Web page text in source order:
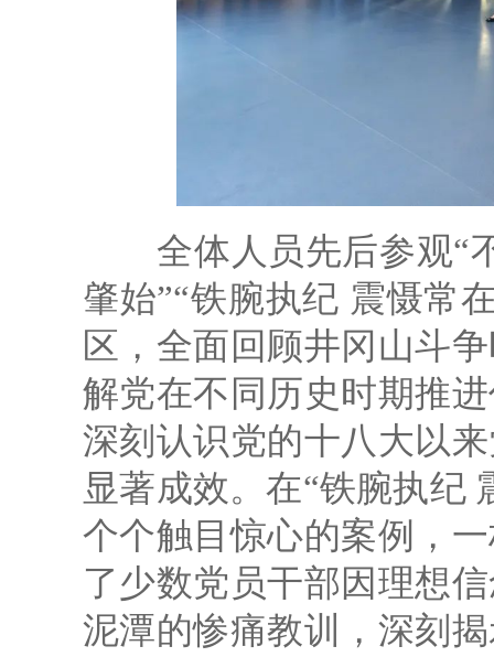
全体人员先后参观“不
肇始”“铁腕执纪 震慑常
区，全面回顾井冈山斗
解党在不同历史时期推
深刻认识党的十八大以
显著成效。在“铁腕执纪
个个触目惊心的案例，
了少数党员干部因理想
泥潭的惨痛教训，深刻